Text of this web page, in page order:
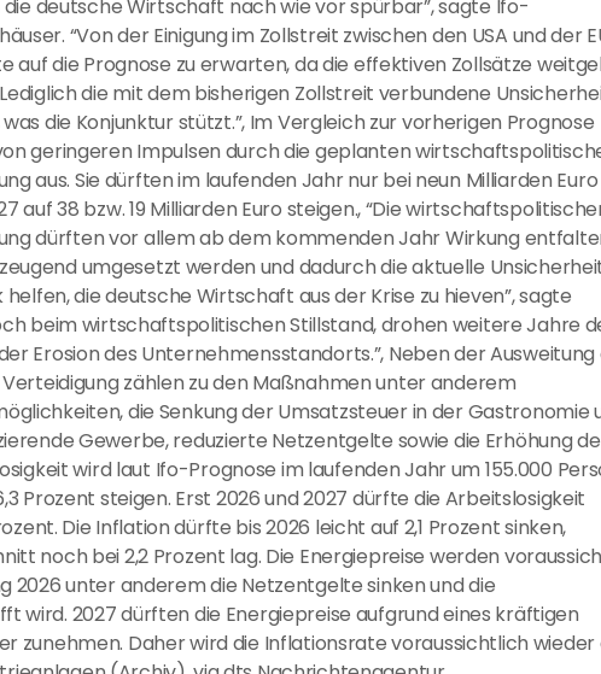
die deutsche Wirtschaft nach wie vor spürbar”, sagte Ifo-
“Von der Einigung im Zollstreit zwischen den USA und der
auf die Prognose zu erwarten, da die effektiven Zollsätze
die mit dem bisherigen Zollstreit verbundene
die Konjunktur stützt.”, Im Vergleich zur vorherigen Prognose
geringeren Impulsen durch die geplanten
aus. Sie dürften im laufenden Jahr nur bei neun Milliarden Euro
auf 38 bzw. 19 Milliarden Euro steigen., “Die
dürften vor allem ab dem kommenden Jahr Wirkung
umgesetzt werden und dadurch die aktuelle
die deutsche Wirtschaft aus der Krise zu hieven”, sagte
beim wirtschaftspolitischen Stillstand, drohen weitere Jahre
Erosion des Unternehmensstandorts.”, Neben der
zählen zu den Maßnahmen unter anderem
die Senkung der Umsatzsteuer in der Gastronomie
Gewerbe, reduzierte Netzentgelte sowie die Erhöhung
wird laut Ifo-Prognose im laufenden Jahr um 155.000
Prozent steigen. Erst 2026 und 2027 dürfte die Arbeitslosigkeit
Die Inflation dürfte bis 2026 leicht auf 2,1 Prozent sinken,
noch bei 2,2 Prozent lag. Die Energiepreise werden
2026 unter anderem die Netzentgelte sinken und die
wird. 2027 dürften die Energiepreise aufgrund eines kräftigen
zunehmen. Daher wird die Inflationsrate voraussichtlich wieder